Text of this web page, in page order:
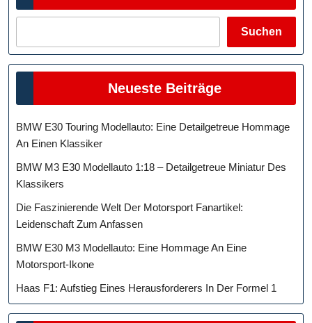
Suchen
Neueste Beiträge
BMW E30 Touring Modellauto: Eine Detailgetreue Hommage
An Einen Klassiker
BMW M3 E30 Modellauto 1:18 – Detailgetreue Miniatur Des
Klassikers
Die Faszinierende Welt Der Motorsport Fanartikel:
Leidenschaft Zum Anfassen
BMW E30 M3 Modellauto: Eine Hommage An Eine
Motorsport-Ikone
Haas F1: Aufstieg Eines Herausforderers In Der Formel 1